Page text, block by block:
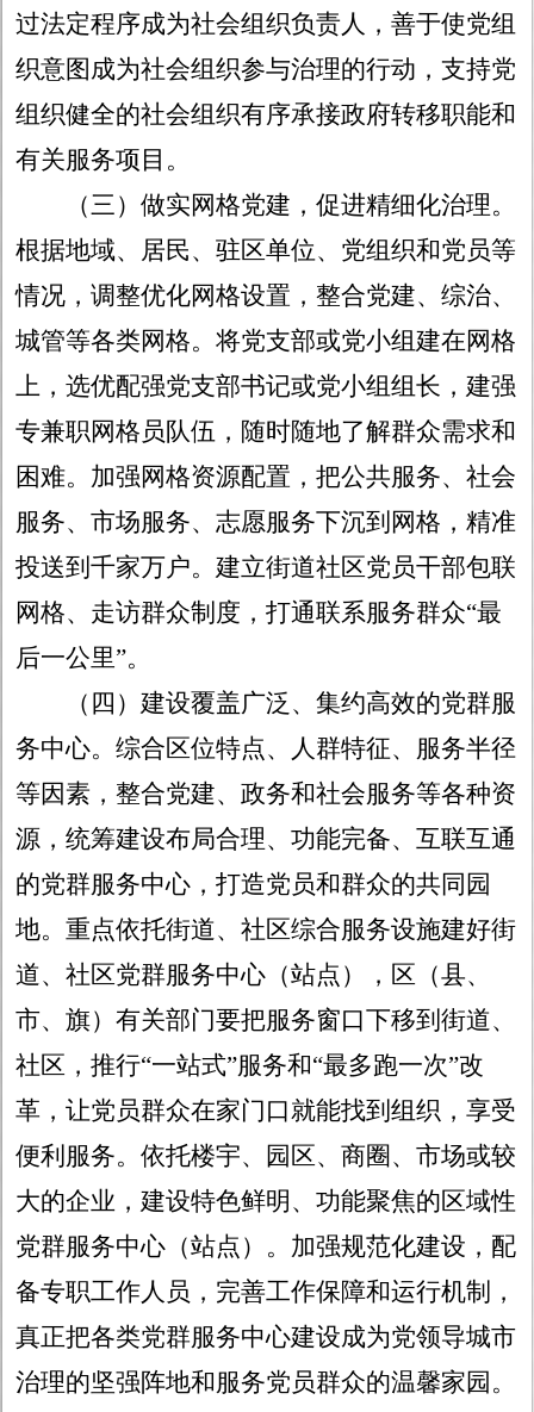
过法定程序成为社会组织负责人，善于使党组
织意图成为社会组织参与治理的行动，支持党
组织健全的社会组织有序承接政府转移职能和
有关服务项目。
（三）做实网格党建，促进精细化治理。
根据地域、居民、驻区单位、党组织和党员等
情况，调整优化网格设置，整合党建、综治、
城管等各类网格。将党支部或党小组建在网格
上，选优配强党支部书记或党小组组长，建强
专兼职网格员队伍，随时随地了解群众需求和
困难。加强网格资源配置，把公共服务、社会
服务、市场服务、志愿服务下沉到网格，精准
投送到千家万户。建立街道社区党员干部包联
网格、走访群众制度，打通联系服务群众“最
后一公里”。
（四）建设覆盖广泛、集约高效的党群服
务中心。综合区位特点、人群特征、服务半径
等因素，整合党建、政务和社会服务等各种资
源，统筹建设布局合理、功能完备、互联互通
的党群服务中心，打造党员和群众的共同园
地。重点依托街道、社区综合服务设施建好街
道、社区党群服务中心（站点），区（县、
市、旗）有关部门要把服务窗口下移到街道、
社区，推行“一站式”服务和“最多跑一次”改
革，让党员群众在家门口就能找到组织，享受
便利服务。依托楼宇、园区、商圈、市场或较
大的企业，建设特色鲜明、功能聚焦的区域性
党群服务中心（站点）。加强规范化建设，配
备专职工作人员，完善工作保障和运行机制，
真正把各类党群服务中心建设成为党领导城市
治理的坚强阵地和服务党员群众的温馨家园。